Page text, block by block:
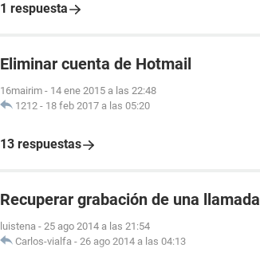
1 respuesta
Eliminar cuenta de Hotmail
16mairim - 14 ene 2015 a las 22:48
1212 - 18 feb 2017 a las 05:20
13 respuestas
Recuperar grabación de una llamada
luistena - 25 ago 2014 a las 21:54
Carlos-vialfa - 26 ago 2014 a las 04:13